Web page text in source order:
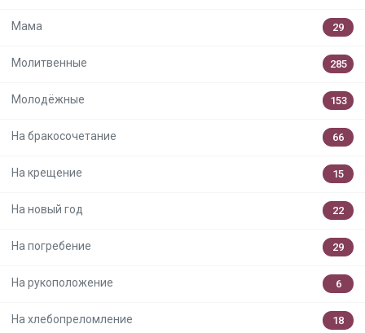
Мама 29
Молитвенные 285
Молодёжные 153
На бракосочетание 66
На крещение 15
На новый год 22
На погребение 29
На рукоположение 6
На хлебопреломление 18